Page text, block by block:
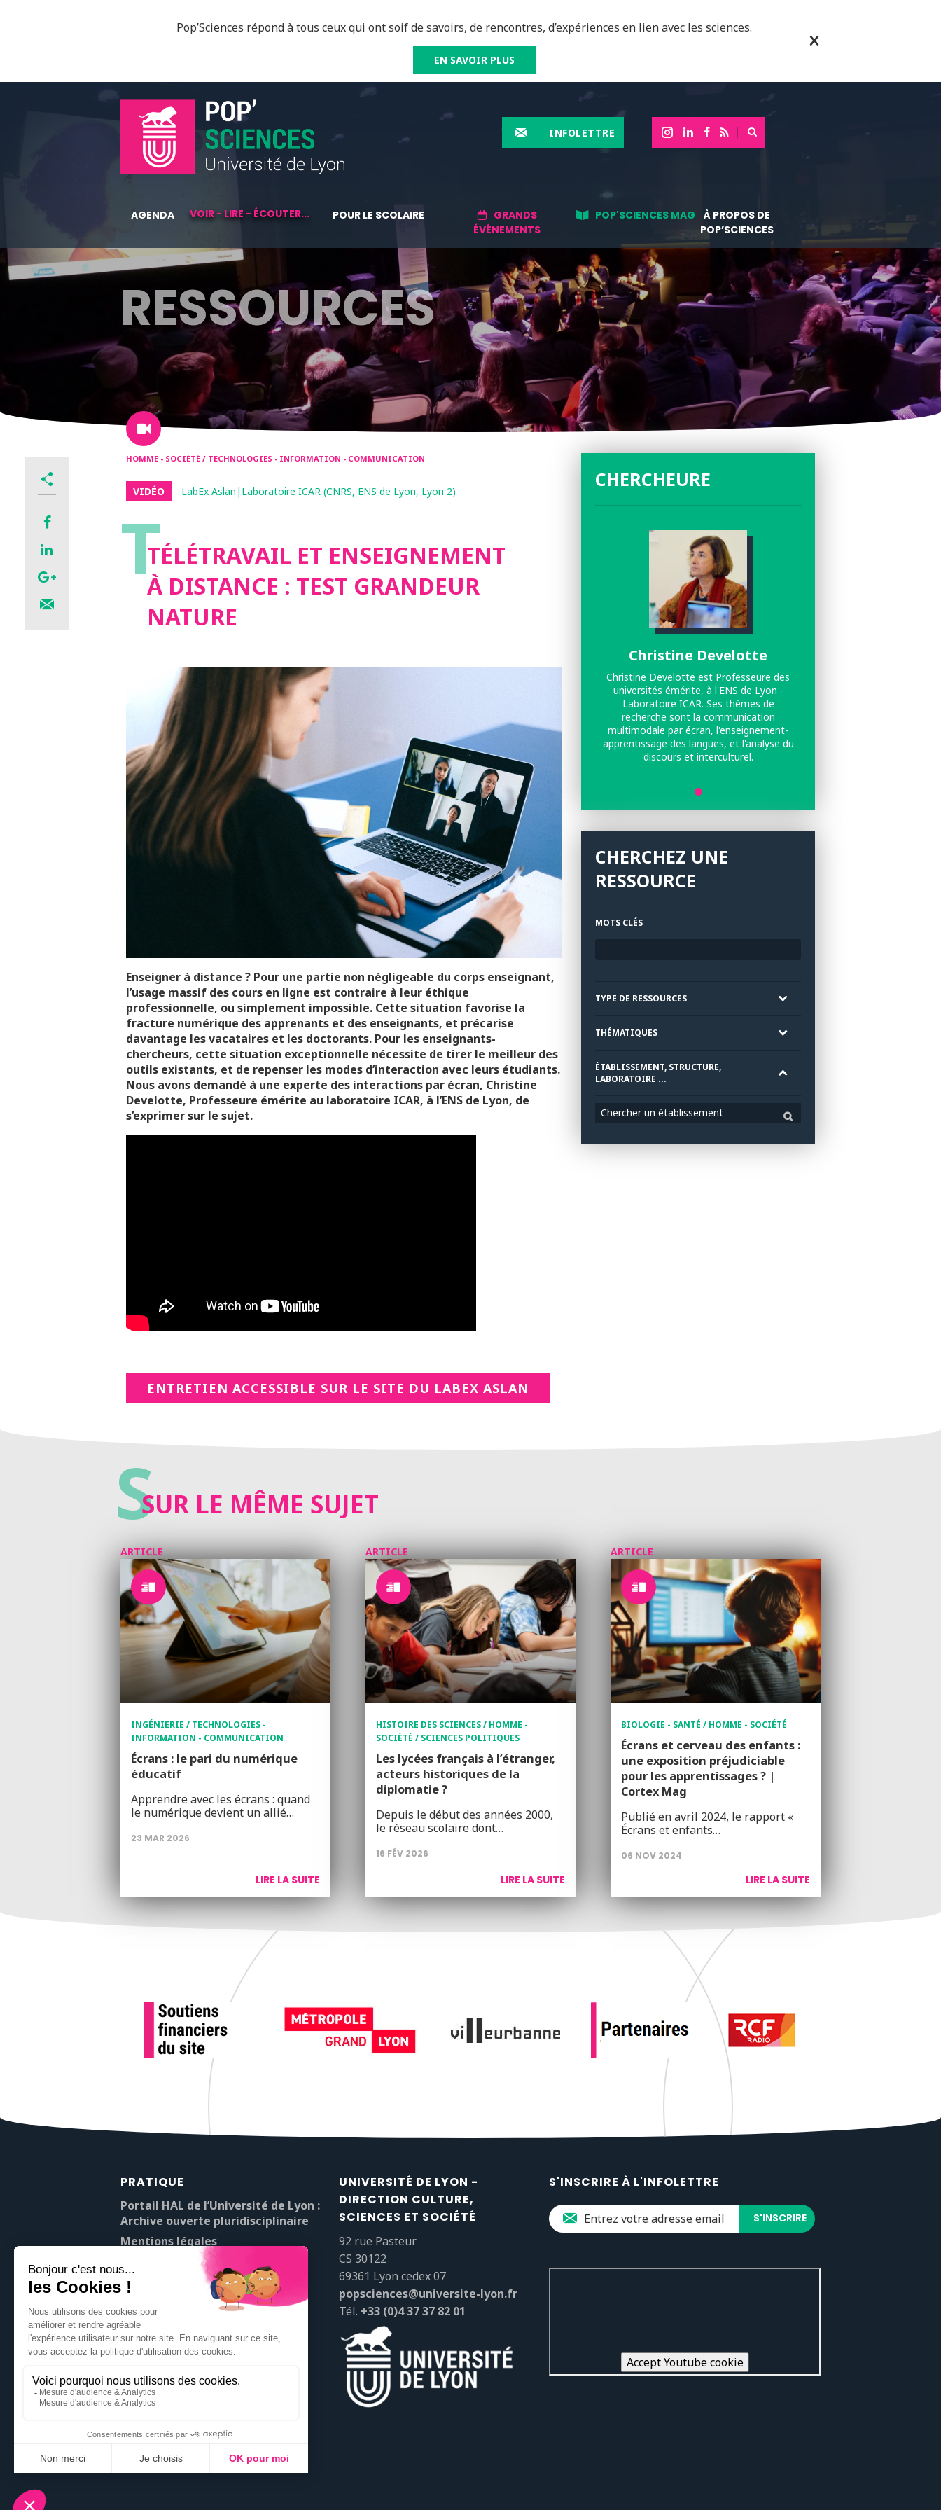
Pop’Sciences répond à tous ceux qui ont soif de savoirs, de rencontres, d’expériences en lien avec les sciences.
EN SAVOIR PLUS
INFOLETTRE
AGENDA VOIR - LIRE - ÉCOUTER... POUR LE SCOLAIRE
GRANDS
ÉVÉNEMENTS
POP'SCIENCES MAG
À PROPOS DE
POP’SCIENCES
RESSOURCES
HOMME - SOCIÉTÉ / TECHNOLOGIES - INFORMATION - COMMUNICATION
VIDÉO LabEx Aslan|Laboratoire ICAR (CNRS, ENS de Lyon, Lyon 2)
TTÉLÉTRAVAIL ET ENSEIGNEMENT
À DISTANCE : TEST GRANDEUR
NATURE
Enseigner à distance ? Pour une partie non négligeable du corps enseignant,
l’usage massif des cours en ligne est contraire à leur éthique
professionnelle, ou simplement impossible. Cette situation favorise la
fracture numérique des apprenants et des enseignants, et précarise
davantage les vacataires et les doctorants. Pour les enseignants-
chercheurs, cette situation exceptionnelle nécessite de tirer le meilleur des
outils existants, et de repenser les modes d’interaction avec leurs étudiants.
Nous avons demandé à une experte des interactions par écran, Christine
Develotte, Professeure émérite au laboratoire ICAR, à l’ENS de Lyon, de
s’exprimer sur le sujet.
ENTRETIEN ACCESSIBLE SUR LE SITE DU LABEX ASLAN
CHERCHEURE
Christine Develotte
Christine Develotte est Professeure des
universités émérite, à l'ENS de Lyon -
Laboratoire ICAR. Ses thèmes de
recherche sont la communication
multimodale par écran, l'enseignement-
apprentissage des langues, et l'analyse du
discours et interculturel.
CHERCHEZ UNE
RESSOURCE
MOTS CLÉS
TYPE DE RESSOURCES
THÉMATIQUES
ÉTABLISSEMENT, STRUCTURE,
LABORATOIRE ...
Chercher un établissement
SSUR LE MÊME SUJET
ARTICLE
INGÉNIERIE / TECHNOLOGIES -
INFORMATION - COMMUNICATION
Écrans : le pari du numérique
éducatif
Apprendre avec les écrans : quand
le numérique devient un allié…
23 MAR 2026
LIRE LA SUITE
ARTICLE
HISTOIRE DES SCIENCES / HOMME -
SOCIÉTÉ / SCIENCES POLITIQUES
Les lycées français à l’étranger,
acteurs historiques de la
diplomatie ?
Depuis le début des années 2000,
le réseau scolaire dont…
16 FÉV 2026
LIRE LA SUITE
ARTICLE
BIOLOGIE - SANTÉ / HOMME - SOCIÉTÉ
Écrans et cerveau des enfants :
une exposition préjudiciable
pour les apprentissages ? |
Cortex Mag
Publié en avril 2024, le rapport «
Écrans et enfants…
06 NOV 2024
LIRE LA SUITE
PRATIQUE
Portail HAL de l’Université de Lyon :
Archive ouverte pluridisciplinaire
Mentions légales
À propos de Pop’Sciences
Contact
UNIVERSITÉ DE LYON -
DIRECTION CULTURE,
SCIENCES ET SOCIÉTÉ
92 rue Pasteur
CS 30122
69361 Lyon cedex 07
popsciences@universite-lyon.fr
Tél. +33 (0)4 37 37 82 01
S'INSCRIRE À L'INFOLETTRE
Accept Youtube cookie